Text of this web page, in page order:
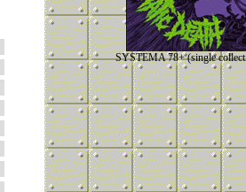
SYSTEMA 78+ (single